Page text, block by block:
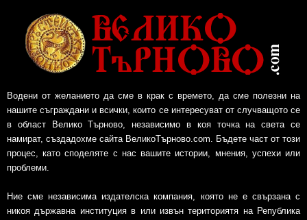
Водени от желанието да сме в крак с времето, да сме полезни на
нашите съграждани и всички, които се интересуват от случващото се
в област Велико Търново, независимо в коя точка на света се
намират, създадохме сайта ВеликоТърново.com. Бъдете част от този
процес, като споделяте с нас вашите истории, мнения, успехи или
проблеми.
Ние сме независима издателска компания, която не е свързана с
никоя държавна институция в или извън териториятя на Република